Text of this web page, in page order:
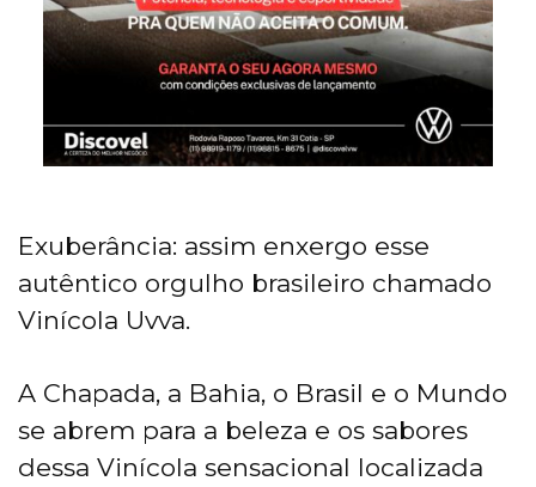
Exuberância: assim enxergo esse
autêntico orgulho brasileiro chamado
Vinícola Uvva.
A Chapada, a Bahia, o Brasil e o Mundo
se abrem para a beleza e os sabores
dessa Vinícola sensacional localizada